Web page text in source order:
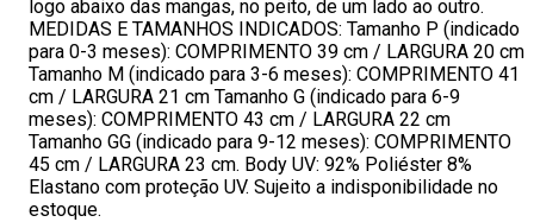
logo abaixo das mangas, no peito, de um lado ao outro.
MEDIDAS E TAMANHOS INDICADOS: Tamanho P (indicado
para 0-3 meses): COMPRIMENTO 39 cm / LARGURA 20 cm
Tamanho M (indicado para 3-6 meses): COMPRIMENTO 41
cm / LARGURA 21 cm Tamanho G (indicado para 6-9
meses): COMPRIMENTO 43 cm / LARGURA 22 cm
Tamanho GG (indicado para 9-12 meses): COMPRIMENTO
45 cm / LARGURA 23 cm. Body UV: 92% Poliéster 8%
Elastano com proteção UV. Sujeito a indisponibilidade no
estoque.